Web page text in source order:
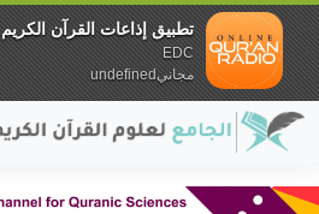
تطبيق إذاعات القرآن الكريم
EDC
مجانيundefined